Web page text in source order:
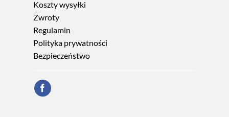
Koszty wysyłki
Zwroty
Regulamin
Polityka prywatności
Bezpieczeństwo